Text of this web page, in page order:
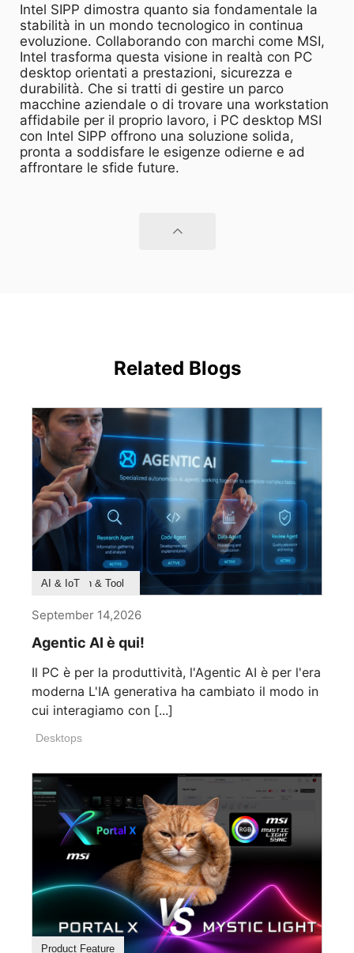
Intel SIPP dimostra quanto sia fondamentale la
stabilità in un mondo tecnologico in continua
evoluzione. Collaborando con marchi come MSI,
Intel trasforma questa visione in realtà con PC
desktop orientati a prestazioni, sicurezza e
durabilità. Che si tratti di gestire un parco
macchine aziendale o di trovare una workstation
affidabile per il proprio lavoro, i PC desktop MSI
con Intel SIPP offrono una soluzione solida,
pronta a soddisfare le esigenze odierne e ad
affrontare le sfide future.
Related Blogs
Product Feature
Survey & Research
Application & Tool
AI & IoT
September 14,2026
Agentic AI è qui!
Il PC è per la produttività, l'Agentic AI è per l'era
moderna L'IA generativa ha cambiato il modo in
cui interagiamo con [...]
Desktops
Product Feature